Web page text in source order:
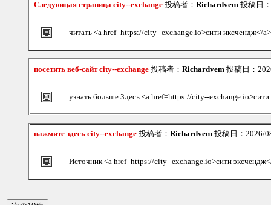
Следующая страница city--exchange 投稿者： Richardvem 投稿日
читать <a href=https://city--exchange.io>сити иксчендж</a>
посетить веб-сайт city--exchange 投稿者： Richardvem 投稿日：
узнать больше Здесь <a href=https://city--
нажмите здесь city--exchange 投稿者： Richardvem 投稿日：2026/
Источник <a href=https://city--exchange.io>сити